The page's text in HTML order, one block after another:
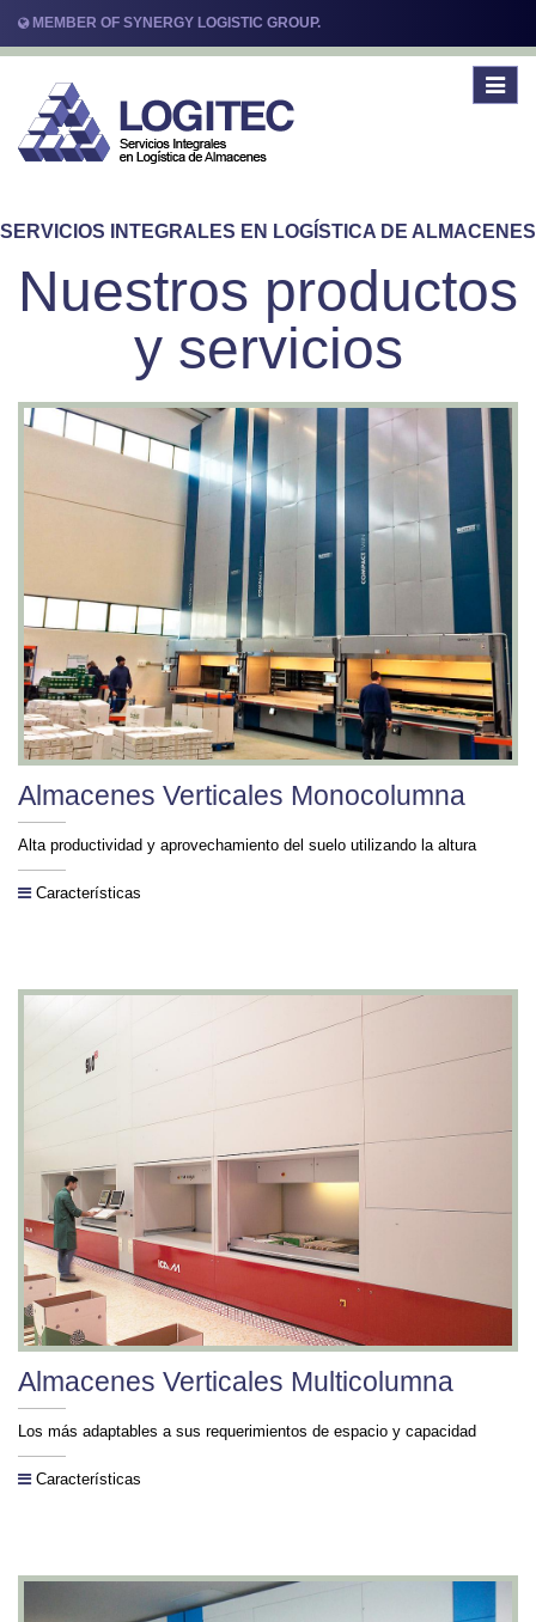
MEMBER OF SYNERGY LOGISTIC GROUP.
Toggle
SERVICIOS INTEGRALES EN LOGÍSTICA DE ALMACENES
Nuestros productos
y servicios
Almacenes Verticales Monocolumna
Alta productividad y aprovechamiento del suelo utilizando la altura
Características
Almacenes Verticales Multicolumna
Los más adaptables a sus requerimientos de espacio y capacidad
Características